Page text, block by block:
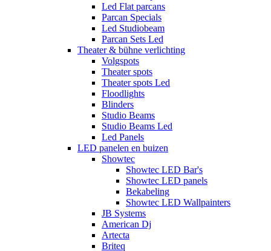
Led Flat parcans
Parcan Specials
Led Studiobeam
Parcan Sets Led
Theater & bühne verlichting
Volgspots
Theater spots
Theater spots Led
Floodlights
Blinders
Studio Beams
Studio Beams Led
Led Panels
LED panelen en buizen
Showtec
Showtec LED Bar's
Showtec LED panels
Bekabeling
Showtec LED Wallpainters
JB Systems
American Dj
Artecta
Briteq